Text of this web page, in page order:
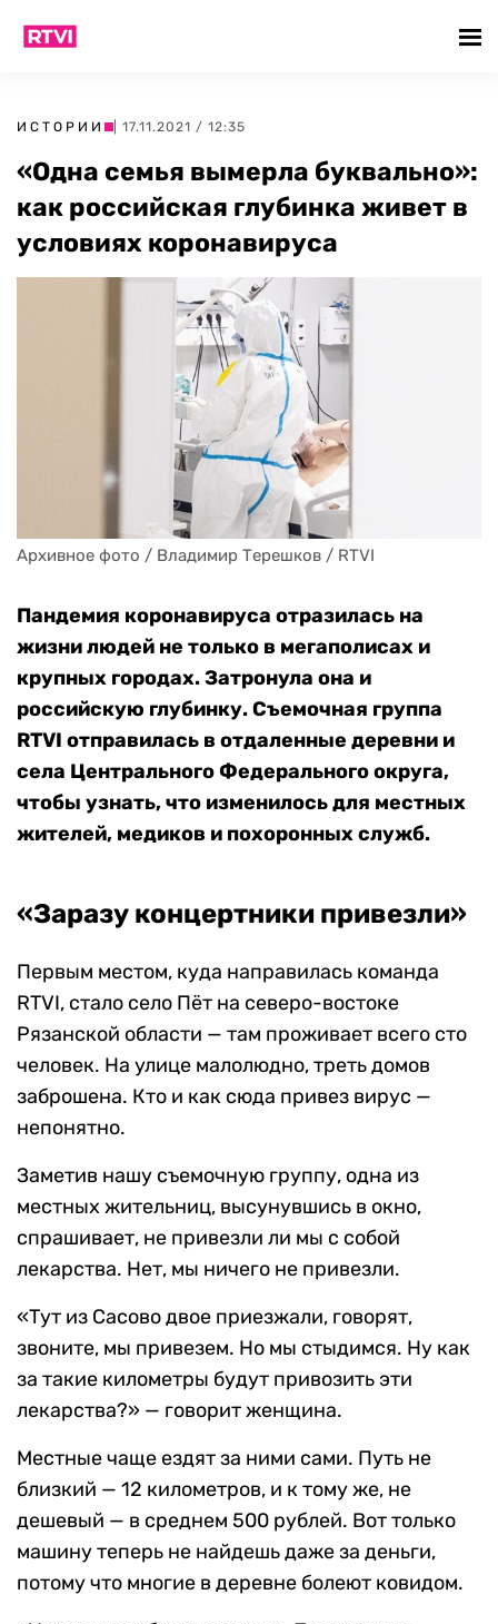
ИСТОРИИ | 17.11.2021 / 12:35
«Одна семья вымерла буквально»:
как российская глубинка живет в
условиях коронавируса
Архивное фото / Владимир Терешков / RTVI
Пандемия коронавируса отразилась на
жизни людей не только в мегаполисах и
крупных городах. Затронула она и
российскую глубинку. Съемочная группа
RTVI отправилась в отдаленные деревни и
села Центрального Федерального округа,
чтобы узнать, что изменилось для местных
жителей, медиков и похоронных служб.
«Заразу концертники привезли»
Первым местом, куда направилась команда
RTVI, стало село Пёт на северо-востоке
Рязанской области — там проживает всего сто
человек. На улице малолюдно, треть домов
заброшена. Кто и как сюда привез вирус —
непонятно.
Заметив нашу съемочную группу, одна из
местных жительниц, высунувшись в окно,
спрашивает, не привезли ли мы с собой
лекарства. Нет, мы ничего не привезли.
«Тут из Сасово двое приезжали, говорят,
звоните, мы привезем. Но мы стыдимся. Ну как
за такие километры будут привозить эти
лекарства?» — говорит женщина.
Местные чаще ездят за ними сами. Путь не
близкий — 12 километров, и к тому же, не
дешевый — в среднем 500 рублей. Вот только
машину теперь не найдешь даже за деньги,
потому что многие в деревне болеют ковидом.